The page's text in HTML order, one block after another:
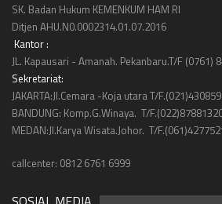
SK. Badan Hukum KEMENKUM HAM RI
Ditjen AHU.N0.0002314.01.07.2016
Kantor :
JL. Kapausari - Amanah. Pekanbaru.T/F (0761)
Sekretariat:
JAKARTA:Jl.Cemara -Koja utara T/
BANDUNG: Komp.G.Winaya. T/
MEDAN:Jl.Karya Wisata.Johor. T/
callcenter: 0812 6761 6999